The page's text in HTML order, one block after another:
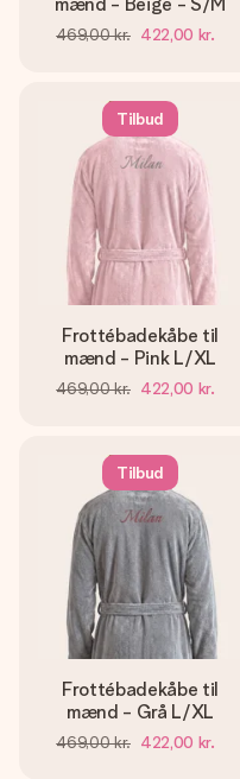
469,00 kr. 422,00 kr.
Tilbud
Frottébadekåbe til
mænd - Pink L/XL
469,00 kr. 422,00 kr.
Tilbud
Frottébadekåbe til
mænd - Grå L/XL
469,00 kr. 422,00 kr.